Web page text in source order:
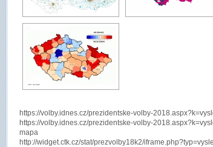
https://volby.idnes.cz/prezidentske-volby-
https://volby.idnes.cz/prezidentske-volby-
mapa
http://widget.ctk.cz/stat/prezvolby18k2/